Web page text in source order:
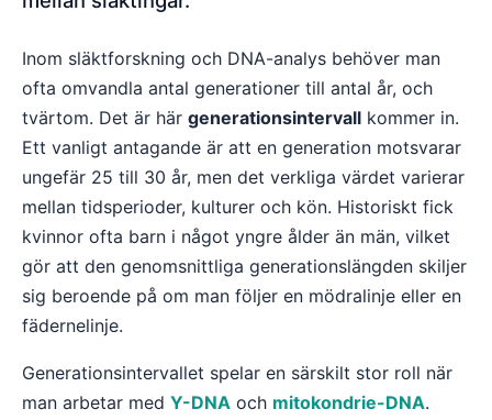
Inom släktforskning och DNA-analys behöver man
ofta omvandla antal generationer till antal år, och
tvärtom. Det är här generationsintervall kommer in.
Ett vanligt antagande är att en generation motsvarar
ungefär 25 till 30 år, men det verkliga värdet varierar
mellan tidsperioder, kulturer och kön. Historiskt fick
kvinnor ofta barn i något yngre ålder än män, vilket
gör att den genomsnittliga generationslängden skiljer
sig beroende på om man följer en mödralinje eller en
fädernelinje.
Generationsintervallet spelar en särskilt stor roll när
man arbetar med Y-DNA och mitokondrie-DNA.